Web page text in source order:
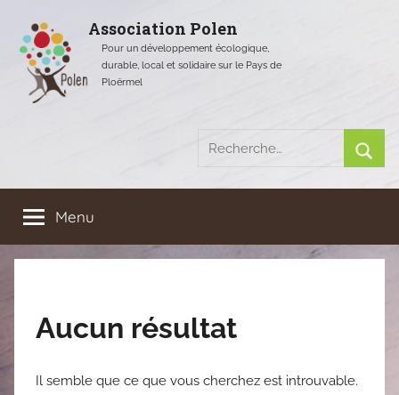
contenu
Association Polen
Pour un développement écologique,
durable, local et solidaire sur le Pays de
Ploërmel
Recherche
pour
:
Menu
Aucun résultat
Il semble que ce que vous cherchez est introuvable.